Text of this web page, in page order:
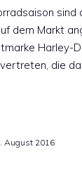
sind
dem Markt
Harley-
die
August 2016